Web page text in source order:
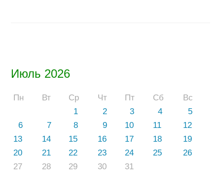
Июль 2026
Пн Вт Ср Чт Пт Сб
Вс
1
2 3 4
5
6
7 8 9 10 11
12
13
14 15 16 17 18
19
20
21 22 23 24 25
26
27
28 29 30 31